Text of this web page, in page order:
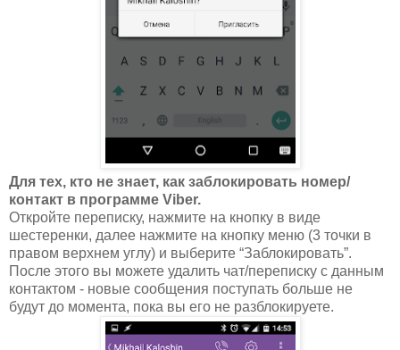
Для тех, кто не знает, как заблокировать номер/
контакт в программе Viber.
Откройте переписку, нажмите на кнопку в виде
шестеренки, далее нажмите на кнопку меню (3 точки в
правом верхнем углу) и выберите “Заблокировать”.
После этого вы можете удалить чат/переписку с данным
контактом - новые сообщения поступать больше не
будут до момента, пока вы его не разблокируете.